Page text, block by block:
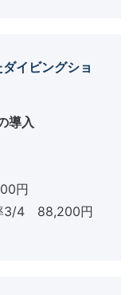
イビングショ
導入
円
3/4 88,200円